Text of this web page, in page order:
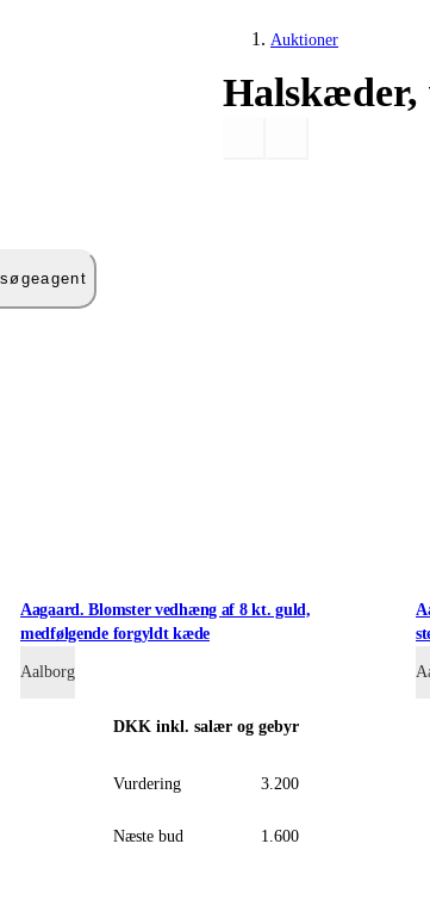
Auktioner
Halskæder, vedhæng
Halskæder,
Aagaard. Blomster vedhæng af 8 kt. guld,
medfølgende forgyldt kæde
Aalborg
DKK inkl. salær og gebyr
Vurdering 3.200
Næste bud 1.600